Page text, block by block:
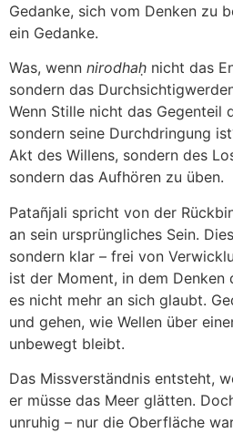
Gedanke, sich vom Denken zu
ein Gedanke.
Was, wenn nirodhaḥ nicht das
sondern das
Wenn Stille nicht das Gegenteil
sondern seine Durchdringung
Akt des Willens, sondern des
sondern das Aufhören zu üben.
Patañjali spricht von der
an sein ursprüngliches Sein.
sondern klar – frei von
ist der Moment, in dem
es nicht mehr an sich glaubt.
und gehen, wie Wellen über
unbewegt bleibt.
Das Missverständnis entsteht,
er müsse das Meer glätten.
unruhig – nur die Oberfläche